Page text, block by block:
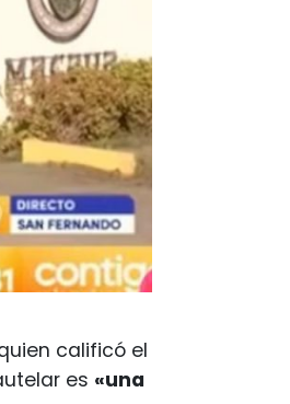
calificó el
es «una